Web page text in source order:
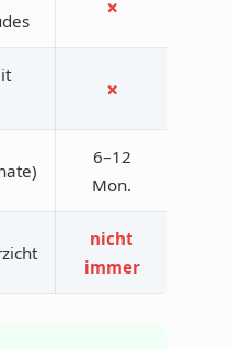
✗
✗
6–12
Mon.
nicht
immer